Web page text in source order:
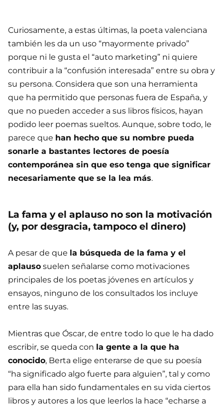
Curiosamente, a estas últimas, la poeta valenciana
también les da un uso “mayormente privado”
porque ni le gusta el “auto marketing” ni quiere
contribuir a la “confusión interesada” entre su obra y
su persona. Considera que son una herramienta
que ha permitido que personas fuera de España, y
que no pueden acceder a sus libros físicos, hayan
podido leer poemas sueltos. Aunque, sobre todo, le
parece que han hecho que su nombre pueda
sonarle a bastantes lectores de poesía
contemporánea sin que eso tenga que significar
necesariamente que se la lea más.
La fama y el aplauso no son la motivación
(y, por desgracia, tampoco el dinero)
A pesar de que la búsqueda de la fama y el
aplauso suelen señalarse como motivaciones
principales de los poetas jóvenes en artículos y
ensayos, ninguno de los consultados los incluye
entre las suyas.
Mientras que Óscar, de entre todo lo que le ha dado
escribir, se queda con la gente a la que ha
conocido, Berta elige enterarse de que su poesía
“ha significado algo fuerte para alguien”, tal y como
para ella han sido fundamentales en su vida ciertos
libros y autores a los que leerlos la hace “echarse a